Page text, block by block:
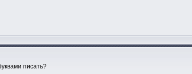
писать?